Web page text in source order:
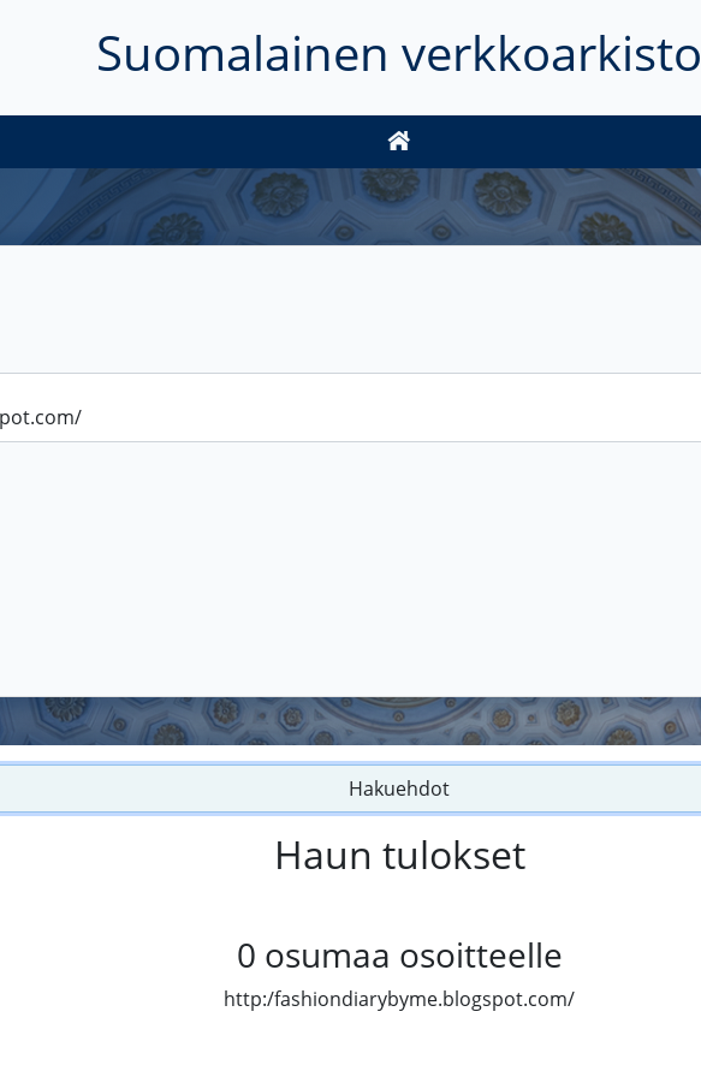
Suomalainen verkkoarkisto
Hakuehdot
Haun tulokset
0 osumaa osoitteelle
http:/fashiondiarybyme.blogspot.com/